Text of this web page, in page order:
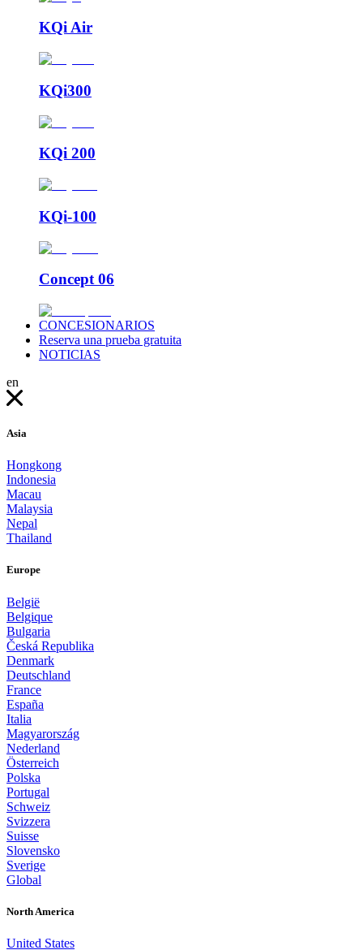
KQi Air
KQi300
KQi 200
KQi-100
Concept 06
CONCESIONARIOS
Reserva una prueba gratuita
NOTICIAS
en
Asia
Hongkong
Indonesia
Macau
Malaysia
Nepal
Thailand
Europe
België
Belgique
Bulgaria
Česká Republika
Denmark
Deutschland
France
España
Italia
Magyarország
Nederland
Österreich
Polska
Portugal
Schweiz
Svizzera
Suisse
Slovensko
Sverige
Global
North America
United States